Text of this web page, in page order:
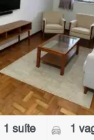
1 suíte 1